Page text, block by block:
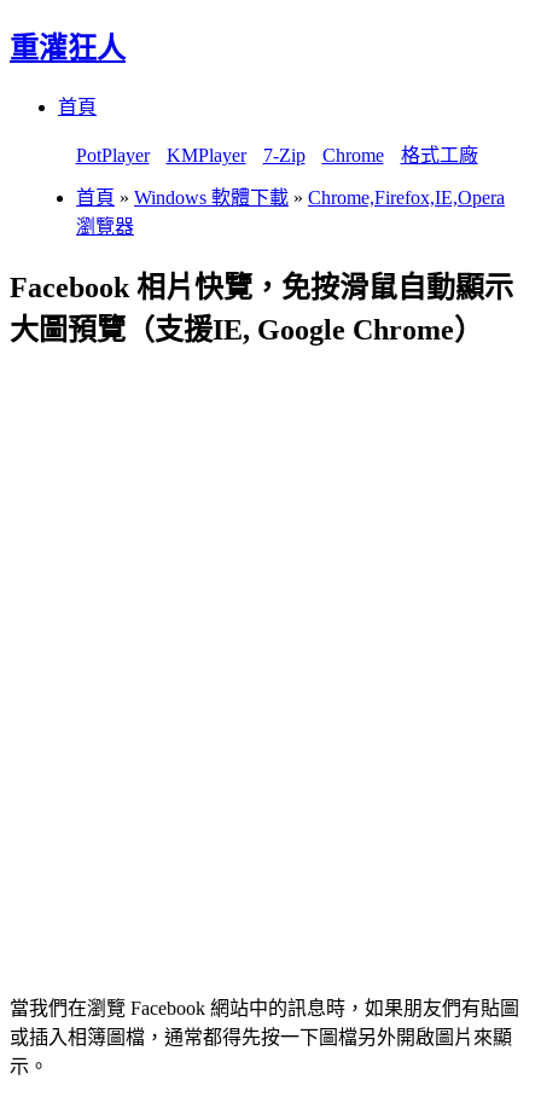
重灌狂人
首頁
PotPlayer KMPlayer 7-Zip Chrome 格式工廠
首頁 » Windows 軟體下載 » Chrome,Firefox,IE,Opera
瀏覽器
Facebook 相片快覽，免按滑鼠自動顯示
大圖預覽（支援IE, Google Chrome）
當我們在瀏覽 Facebook 網站中的訊息時，如果朋友們有貼圖
或插入相簿圖檔，通常都得先按一下圖檔另外開啟圖片來顯
示。